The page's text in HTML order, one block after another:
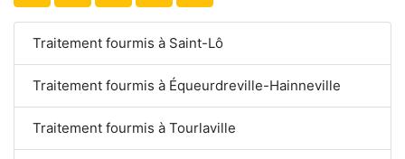
Traitement fourmis à Saint-Lô
Traitement fourmis à Équeurdreville-Hainneville
Traitement fourmis à Tourlaville